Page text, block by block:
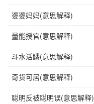
婆婆妈妈(意思解释)
量能授官(意思解释)
斗水活鳞(意思解释)
奇货可居(意思解释)
聪明反被聪明误(意思解释)